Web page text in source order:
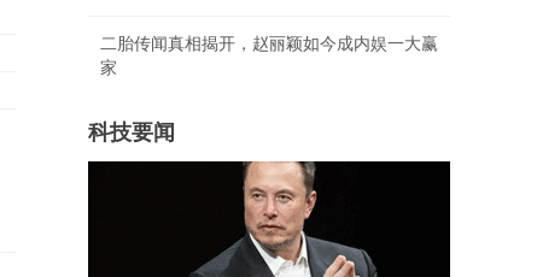
二胎传闻真相揭开，赵丽颖如今成内娱一大赢
家
科技要闻